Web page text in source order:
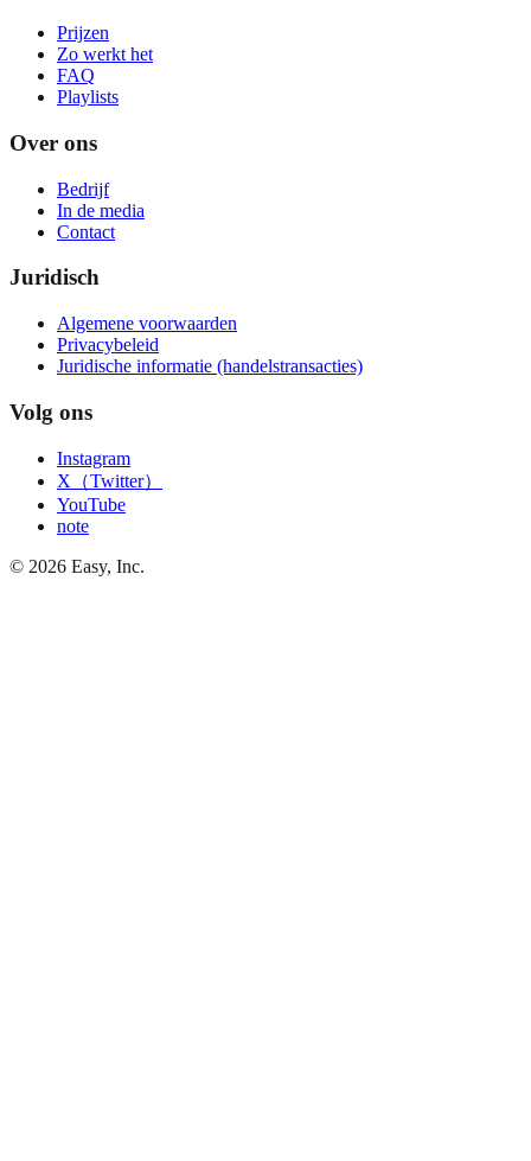
Prijzen
Zo werkt het
FAQ
Playlists
Over ons
Bedrijf
In de media
Contact
Juridisch
Algemene voorwaarden
Privacybeleid
Juridische informatie (handelstransacties)
Volg ons
Instagram
X（Twitter）
YouTube
note
© 2026 Easy, Inc.